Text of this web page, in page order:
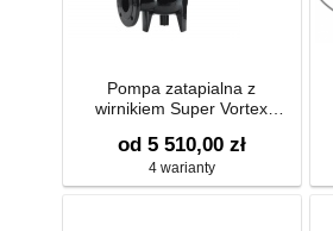
Pompa zatapialna z
wirnikiem Super Vortex
od 5 510,00 zł
4 warianty